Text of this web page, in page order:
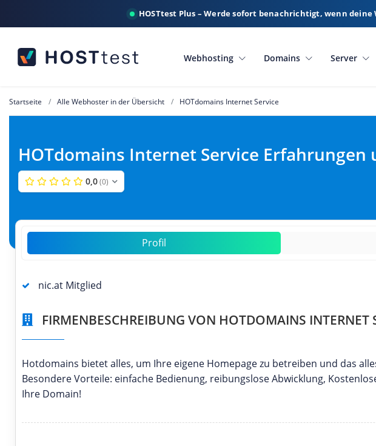
HOSTtest Plus – Werde sofort benachrichtigt, wenn
Webhosting Domains Server
Startseite Alle Webhoster in der Übersicht HOTdomains Internet Service
HOTdomains Internet Service Erfahrungen
0,0 (0)
Profil
nic.at Mitglied
FIRMENBESCHREIBUNG VON HOTDOMAINS INTERNET
Hotdomains bietet alles, um Ihre eigene Homepage zu betreiben und das
Besondere Vorteile: einfache Bedienung, reibungslose Abwicklung,
Ihre Domain!